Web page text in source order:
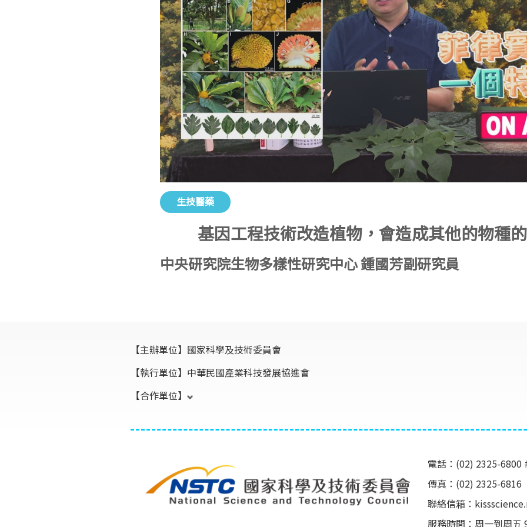
生技醫藥
基因工程技術改造植物，會造成其他的物種
中央研究院生物多樣性研究中心 鍾國芳副研究員
【主辦單位】 國家科學及技術委員會
【執行單位】 中華民國產業科技發展協進會
【合作單位】
電話：(02) 2325-6800
傳真：(02) 2325-6816
聯絡信箱：
服務時間：周一到周五